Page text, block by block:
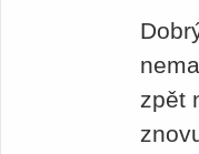
zpět